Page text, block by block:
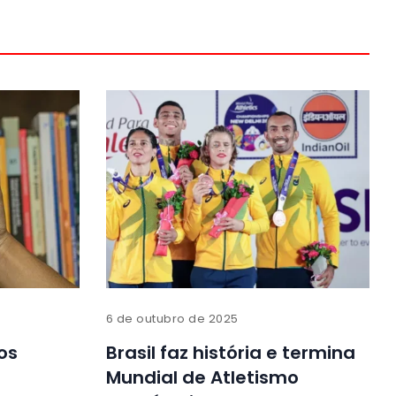
6 de outubro de 2025
Brasil faz história e termina
Mundial de Atletismo